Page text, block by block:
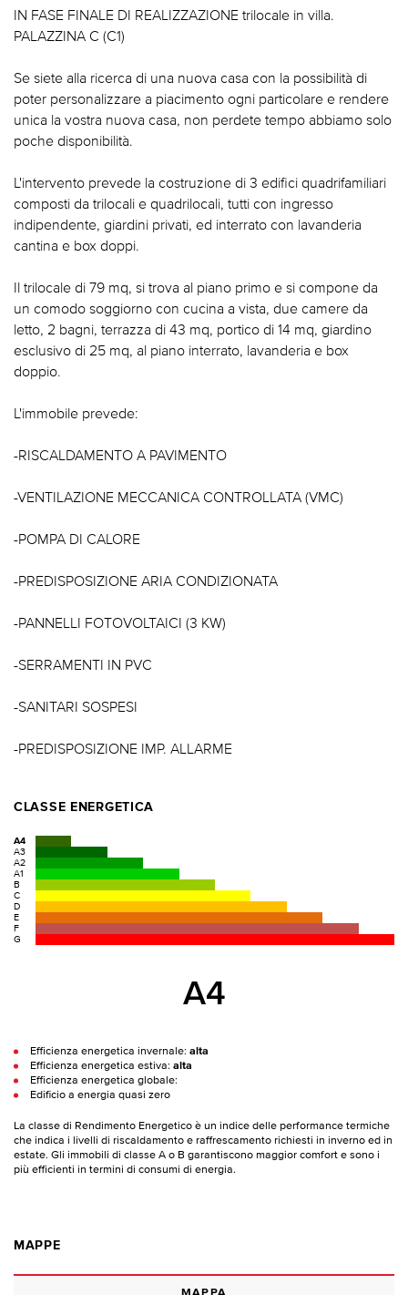
IN FASE FINALE DI REALIZZAZIONE trilocale in villa.
PALAZZINA C (C1)
Se siete alla ricerca di una nuova casa con la possibilità di
poter personalizzare a piacimento ogni particolare e rendere
unica la vostra nuova casa, non perdete tempo abbiamo solo
poche disponibilità.
L'intervento prevede la costruzione di 3 edifici quadrifamiliari
composti da trilocali e quadrilocali, tutti con ingresso
indipendente, giardini privati, ed interrato con lavanderia
cantina e box doppi.
Il trilocale di 79 mq, si trova al piano primo e si compone da
un comodo soggiorno con cucina a vista, due camere da
letto, 2 bagni, terrazza di 43 mq, portico di 14 mq, giardino
esclusivo di 25 mq, al piano interrato, lavanderia e box
doppio.
L'immobile prevede:
-RISCALDAMENTO A PAVIMENTO
-VENTILAZIONE MECCANICA CONTROLLATA (VMC)
-POMPA DI CALORE
-PREDISPOSIZIONE ARIA CONDIZIONATA
-PANNELLI FOTOVOLTAICI (3 KW)
-SERRAMENTI IN PVC
-SANITARI SOSPESI
-PREDISPOSIZIONE IMP. ALLARME
CLASSE ENERGETICA
A4
A3
A2
A1
B
C
D
E
F
G
A4
Efficienza energetica invernale: alta
Efficienza energetica estiva: alta
Efficienza energetica globale:
Edificio a energia quasi zero
La classe di Rendimento Energetico è un indice delle performance termiche
che indica i livelli di riscaldamento e raffrescamento richiesti in inverno ed in
estate. Gli immobili di classe A o B garantiscono maggior comfort e sono i
più efficienti in termini di consumi di energia.
MAPPE
MAPPA